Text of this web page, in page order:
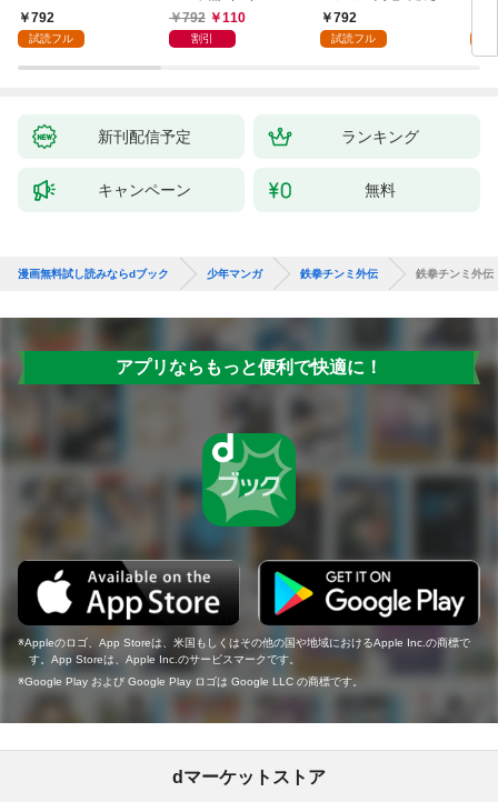
792
試読フル
792
110
割引
かけたがギフト『無限
ガチャ』でレベル９９
（１）
792
試読フル
強
～
新刊配信予定 ランキング
キャンペーン 無料
漫画無料試し読みならdブック 少年マンガ 鉄拳チンミ外伝 鉄拳チンミ外伝
アプリならもっと便利で快適に！
Appleのロゴ、App Storeは、米国もしくはその他の国や地域におけるApple Inc.の商標で
す。App Storeは、Apple Inc.のサービスマークです。
Google Play および Google Play ロゴは Google LLC の商標です。
dマーケットストア